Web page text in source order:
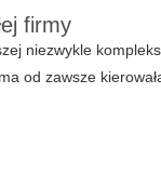
firmy
niezwykle
od zawsze